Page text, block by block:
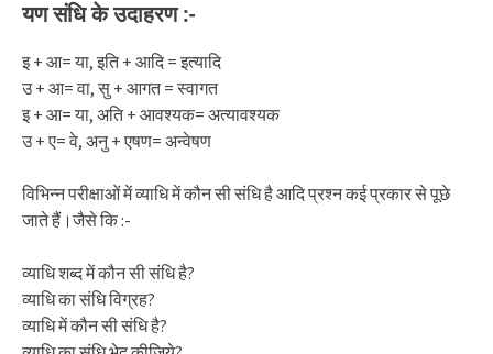
यण संधि के उदाहरण :-
इ + आ= या, इति + आदि = इत्यादि
उ + आ= वा, सु + आगत = स्वागत
इ + आ= या, अति + आवश्यक= अत्यावश्यक
उ + ए= वे, अनु + एषण= अन्वेषण
विभिन्न परीक्षाओं में व्याधि में कौन सी संधि है आदि प्रश्न कई प्रकार से पूछे
जाते हैं।जैसे कि :-
व्याधि शब्द में कौन सी संधि है?
व्याधि का संधि विग्रह?
व्याधि में कौन सी संधि है?